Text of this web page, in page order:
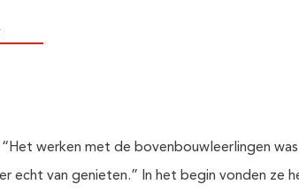
werken met de bovenbouwleerlingen
van genieten.” In het begin vonden ze